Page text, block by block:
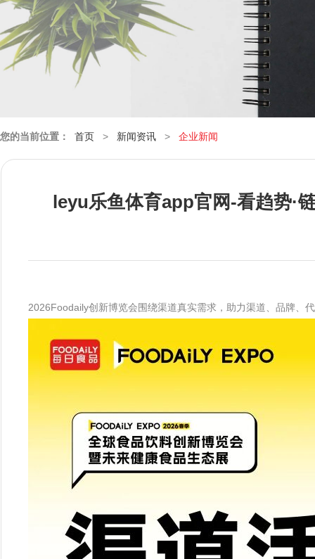
您的当前位置： 首页 > 新闻资讯 > 企业新闻
leyu乐鱼体育app官网-看趋势·
2026Foodaily创新博览会围绕渠道真实需求，助力渠道、品牌、